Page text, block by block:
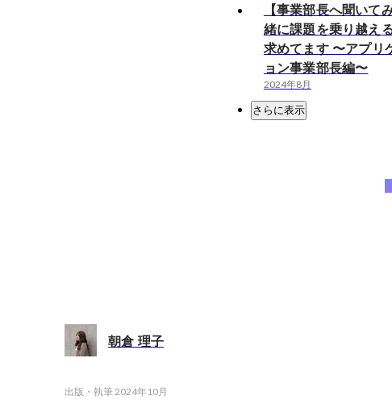
【事業部長へ聞いて
緒に課題を乗り越え
求めてます 〜アプリ
ョン事業部長編〜
2024年8月
さらに表示
朝倉 理子
出版・執筆2024年10月